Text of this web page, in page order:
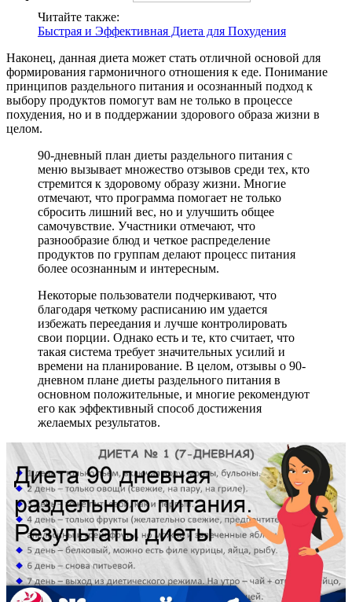
Читайте также:
Быстрая и Эффективная Диета для Похудения
Наконец, данная диета может стать отличной основой для
формирования гармоничного отношения к еде. Понимание
принципов раздельного питания и осознанный подход к
выбору продуктов помогут вам не только в процессе
похудения, но и в поддержании здорового образа жизни в
целом.
90-дневный план диеты раздельного питания с
меню вызывает множество отзывов среди тех, кто
стремится к здоровому образу жизни. Многие
отмечают, что программа помогает не только
сбросить лишний вес, но и улучшить общее
самочувствие. Участники отмечают, что
разнообразие блюд и четкое распределение
продуктов по группам делают процесс питания
более осознанным и интересным.
Некоторые пользователи подчеркивают, что
благодаря четкому расписанию им удается
избежать переедания и лучше контролировать
свои порции. Однако есть и те, кто считает, что
такая система требует значительных усилий и
времени на планирование. В целом, отзывы о 90-
дневном плане диеты раздельного питания в
основном положительные, и многие рекомендуют
его как эффективный способ достижения
желаемых результатов.